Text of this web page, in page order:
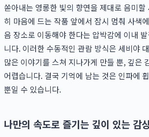
쏟아내는 영롱한 빛의 향연을 제대로 음미할
히 마음에 드는 작품 앞에서 잠시 멈춰 사색
음 장소로 이동해야 한다는 압박감에 이내
니다. 이러한 수동적인 관람 방식은 세비야
많은 이야기를 스쳐 지나가게 만들 뿐, 깊은
어렵습니다. 결국 기억에 남는 것은 인파에
뿐일 수 있습니다.
나만의 속도로 즐기는 깊이 있는 감